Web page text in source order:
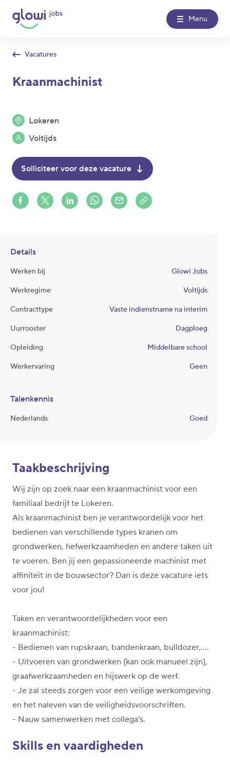
Menu
Glowi Glowi Jobs Het Poetsbureau
Nieuws
Vacatures
Kraanmachinist
Share on Facebook
Share on X (formerly Twitter)
Share on LinkedIn
Share via Whatsapp
Share via MailCopy to clipboard
Lokeren
Voltijds
Solliciteer voor deze vacature
Details
Werken bij Glowi Jobs
Werkregime Voltijds
Contracttype Vaste indienstname na interim
Uurrooster Dagploeg
Opleiding Middelbare school
Werkervaring Geen
Talenkennis
Nederlands Goed
Taakbeschrijving
Wij zijn op zoek naar een kraanmachinist voor een
familiaal bedrijf te Lokeren.
Als kraanmachinist ben je verantwoordelijk voor het
bedienen van verschillende types kranen om
grondwerken, hefwerkzaamheden en andere taken uit
te voeren. Ben jij een gepassioneerde machinist met
affiniteit in de bouwsector? Dan is deze vacature iets
voor jou!
Taken en verantwoordelijkheden voor een
kraanmachinist:
- Bedienen van rupskraan, bandenkraan, bulldozer,....
- Uitvoeren van grondwerken (kan ook manueel zijn),
graafwerkzaamheden en hijswerk op de werf.
- Je zal steeds zorgen voor een veilige werkomgeving
en het naleven van de veiligheidsvoorschriften.
- Nauw samenwerken met collega's.
Skills en vaardigheden